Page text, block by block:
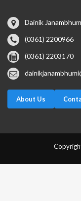
Dainik
(0361) 2200966
(0361) 2203170
About Us